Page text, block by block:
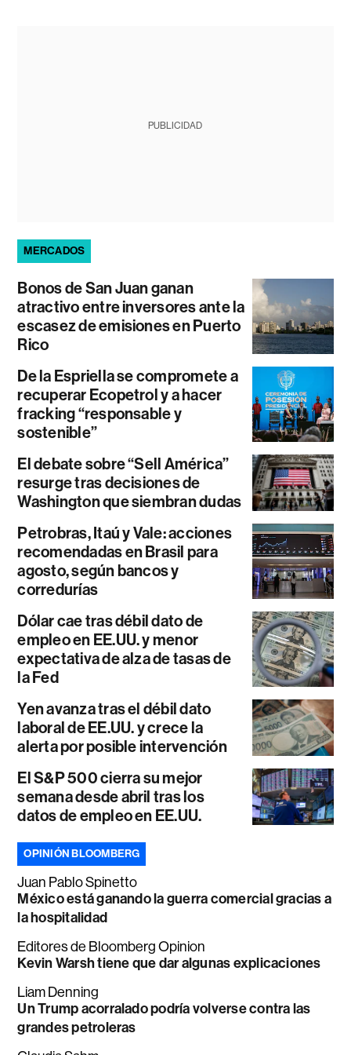
PUBLICIDAD
MERCADOS
Bonos de San Juan ganan
atractivo entre inversores ante la
escasez de emisiones en Puerto
Rico
De la Espriella se compromete a
recuperar Ecopetrol y a hacer
fracking “responsable y
sostenible”
El debate sobre “Sell América”
resurge tras decisiones de
Washington que siembran dudas
Petrobras, Itaú y Vale: acciones
recomendadas en Brasil para
agosto, según bancos y
corredurías
Dólar cae tras débil dato de
empleo en EE.UU. y menor
expectativa de alza de tasas de
la Fed
Yen avanza tras el débil dato
laboral de EE.UU. y crece la
alerta por posible intervención
El S&P 500 cierra su mejor
semana desde abril tras los
datos de empleo en EE.UU.
OPINIÓN BLOOMBERG
Juan Pablo Spinetto
México está ganando la guerra comercial gracias a
la hospitalidad
Editores de Bloomberg Opinion
Kevin Warsh tiene que dar algunas explicaciones
Liam Denning
Un Trump acorralado podría volverse contra las
grandes petroleras